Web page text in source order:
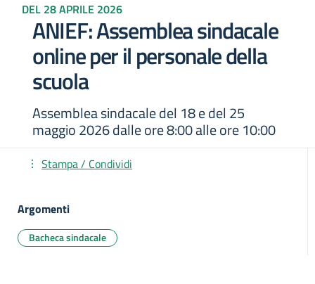
DEL 28 APRILE 2026
ANIEF: Assemblea sindacale
online per il personale della
scuola
Assemblea sindacale del 18 e del 25
maggio 2026 dalle ore 8:00 alle ore 10:00
Stampa / Condividi
Argomenti
Bacheca sindacale